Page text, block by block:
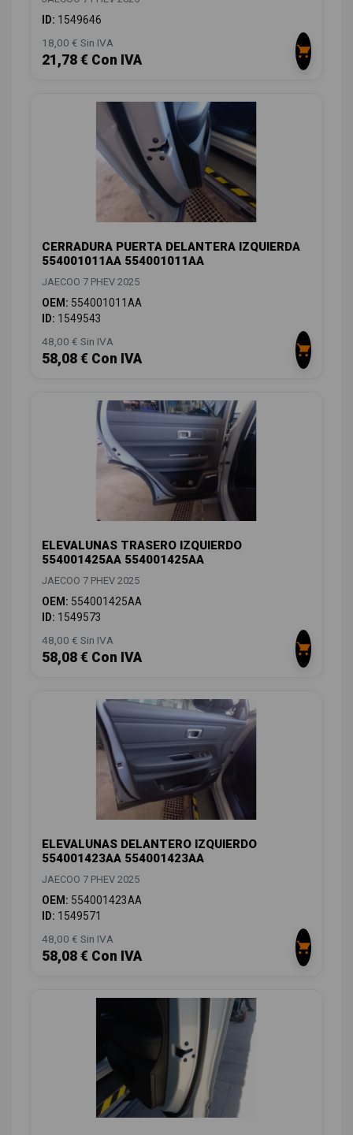
ID: 1549646
18,00 € Sin IVA
21,78 € Con IVA
CERRADURA PUERTA DELANTERA IZQUIERDA
554001011AA 554001011AA
JAECOO 7 PHEV 2025
OEM: 554001011AA
ID: 1549543
48,00 € Sin IVA
58,08 € Con IVA
ELEVALUNAS TRASERO IZQUIERDO
554001425AA 554001425AA
JAECOO 7 PHEV 2025
OEM: 554001425AA
ID: 1549573
48,00 € Sin IVA
58,08 € Con IVA
ELEVALUNAS DELANTERO IZQUIERDO
554001423AA 554001423AA
JAECOO 7 PHEV 2025
OEM: 554001423AA
ID: 1549571
48,00 € Sin IVA
58,08 € Con IVA